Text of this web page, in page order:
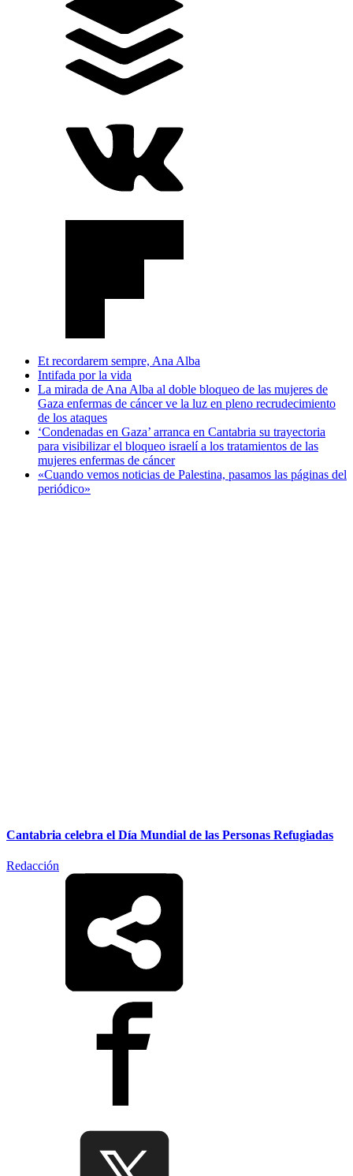
Et recordarem sempre, Ana Alba
Intifada por la vida
La mirada de Ana Alba al doble bloqueo de las mujeres de
Gaza enfermas de cáncer ve la luz en pleno recrudecimiento
de los ataques
‘Condenadas en Gaza’ arranca en Cantabria su trayectoria
para visibilizar el bloqueo israelí a los tratamientos de las
mujeres enfermas de cáncer
«Cuando vemos noticias de Palestina, pasamos las páginas del
periódico»
Cantabria celebra el Día Mundial de las Personas Refugiadas
Redacción